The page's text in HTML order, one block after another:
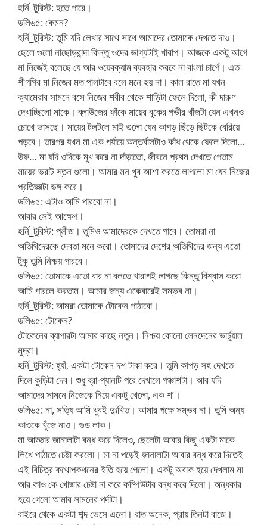
হর্নি_টুরিস্ট: হতে পারে।
ডলি৬৫: কেমন?
হর্নি_টুরিস্ট: তুমি যদি লেখার সাথে সাথে আমাদের তোমাকে দেখতে দাও।
ছেলে গুলো নাছোড়বান্দা কিন্তু ওদের ভাগ্যটাই খারাপ। আজকে একটু আগে
মা নিজেই বলেছে যে আর ওয়েবক্যাম ব্যবহার করবে না বাংলা চার্পে। এত
শীগগির মা নিজের মত পালটাবে বলে মনে হয় না। কাল রাতে মা যখন
ক্যামেরার সামনে বসে নিজের শরীর থেকে শাড়িটা ফেলে দিলো, কী দারুণ
দেখাচ্ছিলো মাকে। ব্লাউজের ফাঁকে মায়ের বুকের গভীর খাঁজটা যেন এখনও
চোখে ভাসছে। মায়ের টলটলে মাই গুলো যেন কাপড় ছিঁড়ে ছিটকে বেরিয়ে
পড়বে। তারপর যখন মা এক পর্যায়ে অন্তর্বাসটাও কাঁধ থেকে ফেলে দিলো…
উফ… মা যদি ওদিকে মুখ করে না দাঁড়াতো, জীবনে প্রথম দেখতে পেতাম
মায়ের ভরাট স্তন গুলো। আমার মন খুব আশা করতে লাগলো মা যেন নিজের
প্রতিজ্ঞাটা ভঙ্গ করে।
ডলি৬৫: এটাও আমি পারবো না।
আবার সেই আক্ষেপ।
হর্নি_টুরিস্ট: প্লীজ। তুমিও আমাদেরকে দেখতে পাবে। তোমরা না
অতিথিদেরকে দেবতা মনে করো। তোমাদের দেশের অতিথিদের জন্য এতো
টুকু তুমি নিশ্চয় পারবে।
ডলি৬৫: তোমাকে এতো বার না বলতে খারাপই লাগছে কিন্তু বিশ্বাস করো
আমি পারলে করতাম। আমার জন্য একেবারেই সম্ভব না।
হর্নি_টুরিস্ট: আমরা তোমাকে টোকেন পাঠাবো।
ডলি৬৫: টোকেন?
টোকেনের ব্যাপারটা আমার কাছে নতুন। নিশ্চয় কোনো লেনদেনের ভার্চুয়াল
মুদ্রা।
হর্নি_টুরিস্ট: হ্যাঁ, একটা টোকেন দশ টাকা করে। তুমি কাপড় সহ দেখতে
দিলে কুড়িটা দেব। শুধু ব্রা-প্যানটি পরে দেখালে পঞ্চাশটা। আর যদি
আমাদের সামনে নিজেকে নিয়ে একটু খেলো, এক শ’।
ডলি৬৫: না, সত্যি আমি খুবই দুঃখিত। আমার পক্ষে সম্ভব না। তুমি অন্য
কাওকে খুঁজে নাও। গুড লাক।
মা আড্ডার জানালাটা বন্ধ করে দিলেও, ছেলেটা আবার কিছু একটা মাকে
লিখে পাঠাতে চেষ্টা করলো। মা না পড়েই জানালাটা আবার বন্ধ করে দিতেই
এই বিচিত্র কথোপকথনের ইতি হয়ে গেলো। একটু অবাক হয়ে দেখলাম মা
আর কাও কে খোজার চেষ্টা না করে কম্পিউটার বন্ধ করে দিলো। অন্ধকার
হয়ে গেলো আমার সামনের পর্দাটা।
বাইরে থেকে একটা শব্দ ভেসে এলো। রাত অনেক, প্রায় তিনটা বাজে।